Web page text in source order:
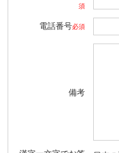
須
電話番号必須
備考